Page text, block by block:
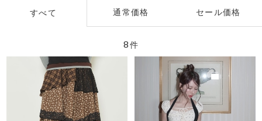
すべて 通常価格 セール価格
8件